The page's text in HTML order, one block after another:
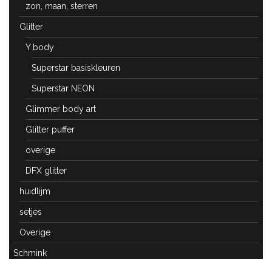
zon, maan, sterren
Glitter
Y body
Superstar basiskleuren
Superstar NEON
Glimmer body art
Glitter puffer
overige
DFX glitter
huidlijm
setjes
Overige
Schmink